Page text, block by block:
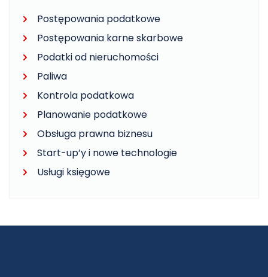
Postępowania podatkowe
Postępowania karne skarbowe
Podatki od nieruchomości
Paliwa
Kontrola podatkowa
Planowanie podatkowe
Obsługa prawna biznesu
Start-up’y i nowe technologie
Usługi księgowe